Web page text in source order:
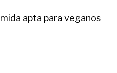
apta para veganos